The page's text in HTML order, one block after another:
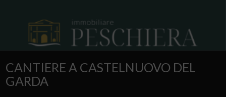
CANTIERE A CASTELNUOVO DEL
GARDA